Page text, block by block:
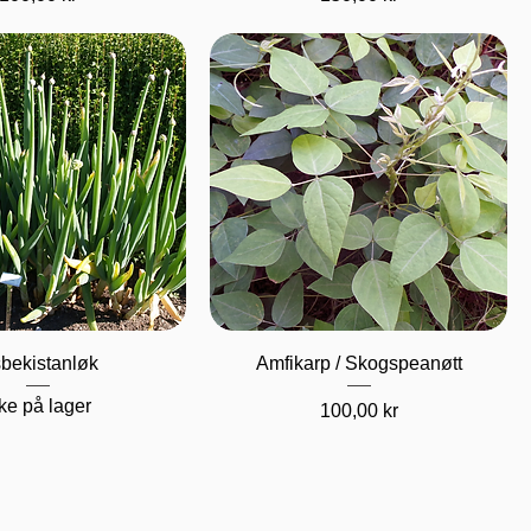
på lager
Hurtigvisning
Amfikarp / Skogspeanøtt
Pris
100,00 kr